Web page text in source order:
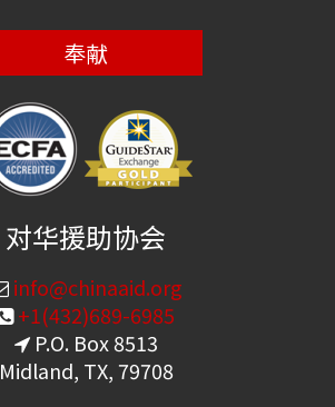
奉献
对华援助协会
info@chinaaid.org
+1(432)689-6985
P.O. Box 8513
Midland, TX, 79708